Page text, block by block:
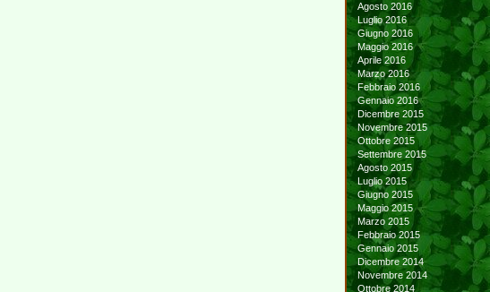
Agosto 2016
Luglio 2016
Giugno 2016
Maggio 2016
Aprile 2016
Marzo 2016
Febbraio 2016
Gennaio 2016
Dicembre 2015
Novembre 2015
Ottobre 2015
Settembre 2015
Agosto 2015
Luglio 2015
Giugno 2015
Maggio 2015
Marzo 2015
Febbraio 2015
Gennaio 2015
Dicembre 2014
Novembre 2014
Ottobre 2014